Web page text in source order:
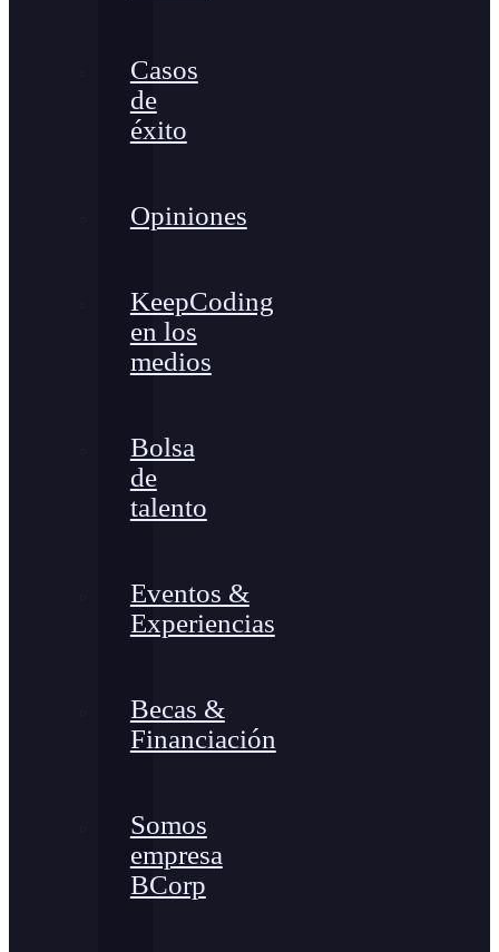
Casos
de
éxito
Opiniones
KeepCoding
en los
medios
Bolsa
de
talento
Eventos &
Experiencias
Becas &
Financiación
Somos
empresa
BCorp